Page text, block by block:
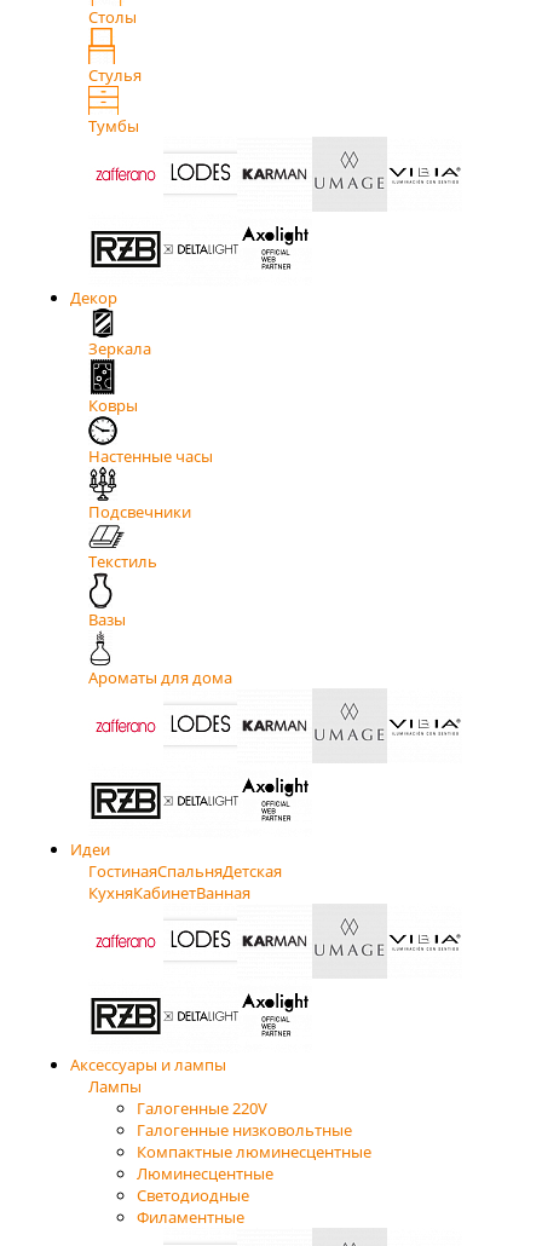
Столы
Стулья
Тумбы
Декор
Зеркала
Ковры
Настенные часы
Подсвечники
Текстиль
Вазы
Ароматы для дома
Идеи
ГостинаяСпальняДетская
КухняКабинетВанная
Аксессуары и лампы
Лампы
Галогенные 220V
Галогенные низковольтные
Компактные люминесцентные
Люминесцентные
Светодиодные
Филаментные